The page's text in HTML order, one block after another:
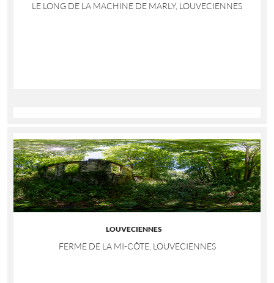
LE LONG DE LA MACHINE DE MARLY, LOUVECIENNES
LOUVECIENNES
FERME DE LA MI-CÔTE, LOUVECIENNES